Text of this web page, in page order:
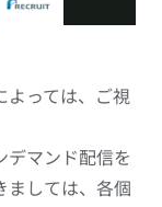
よっては、ご視
デマンド配信を
ましては、各個